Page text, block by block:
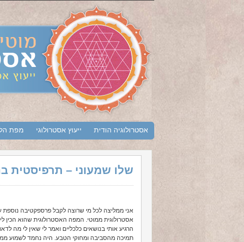
אסטרולוגיה הודית ייעוץ אסטרולוגי מפת
שלו שמעוני – תרפיסטית
אני ממליצה לכל מי שרוצה לקבל פרספקטיבה נוספת
אסטרולוגית ממוטי. המפה האסטרולוגית שהוא הכין
הרגיע אותי בנושאים כלכליים ואמר לי שאין לי מה
תמיכה מהסביבה ומחוקי הטבע. היה נחמד לשמוע